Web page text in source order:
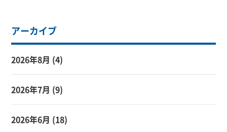
アーカイブ
2026年8月 (4)
2026年7月 (9)
2026年6月 (18)